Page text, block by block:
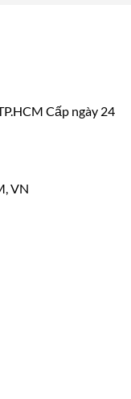
Cấp ngày 24
VN